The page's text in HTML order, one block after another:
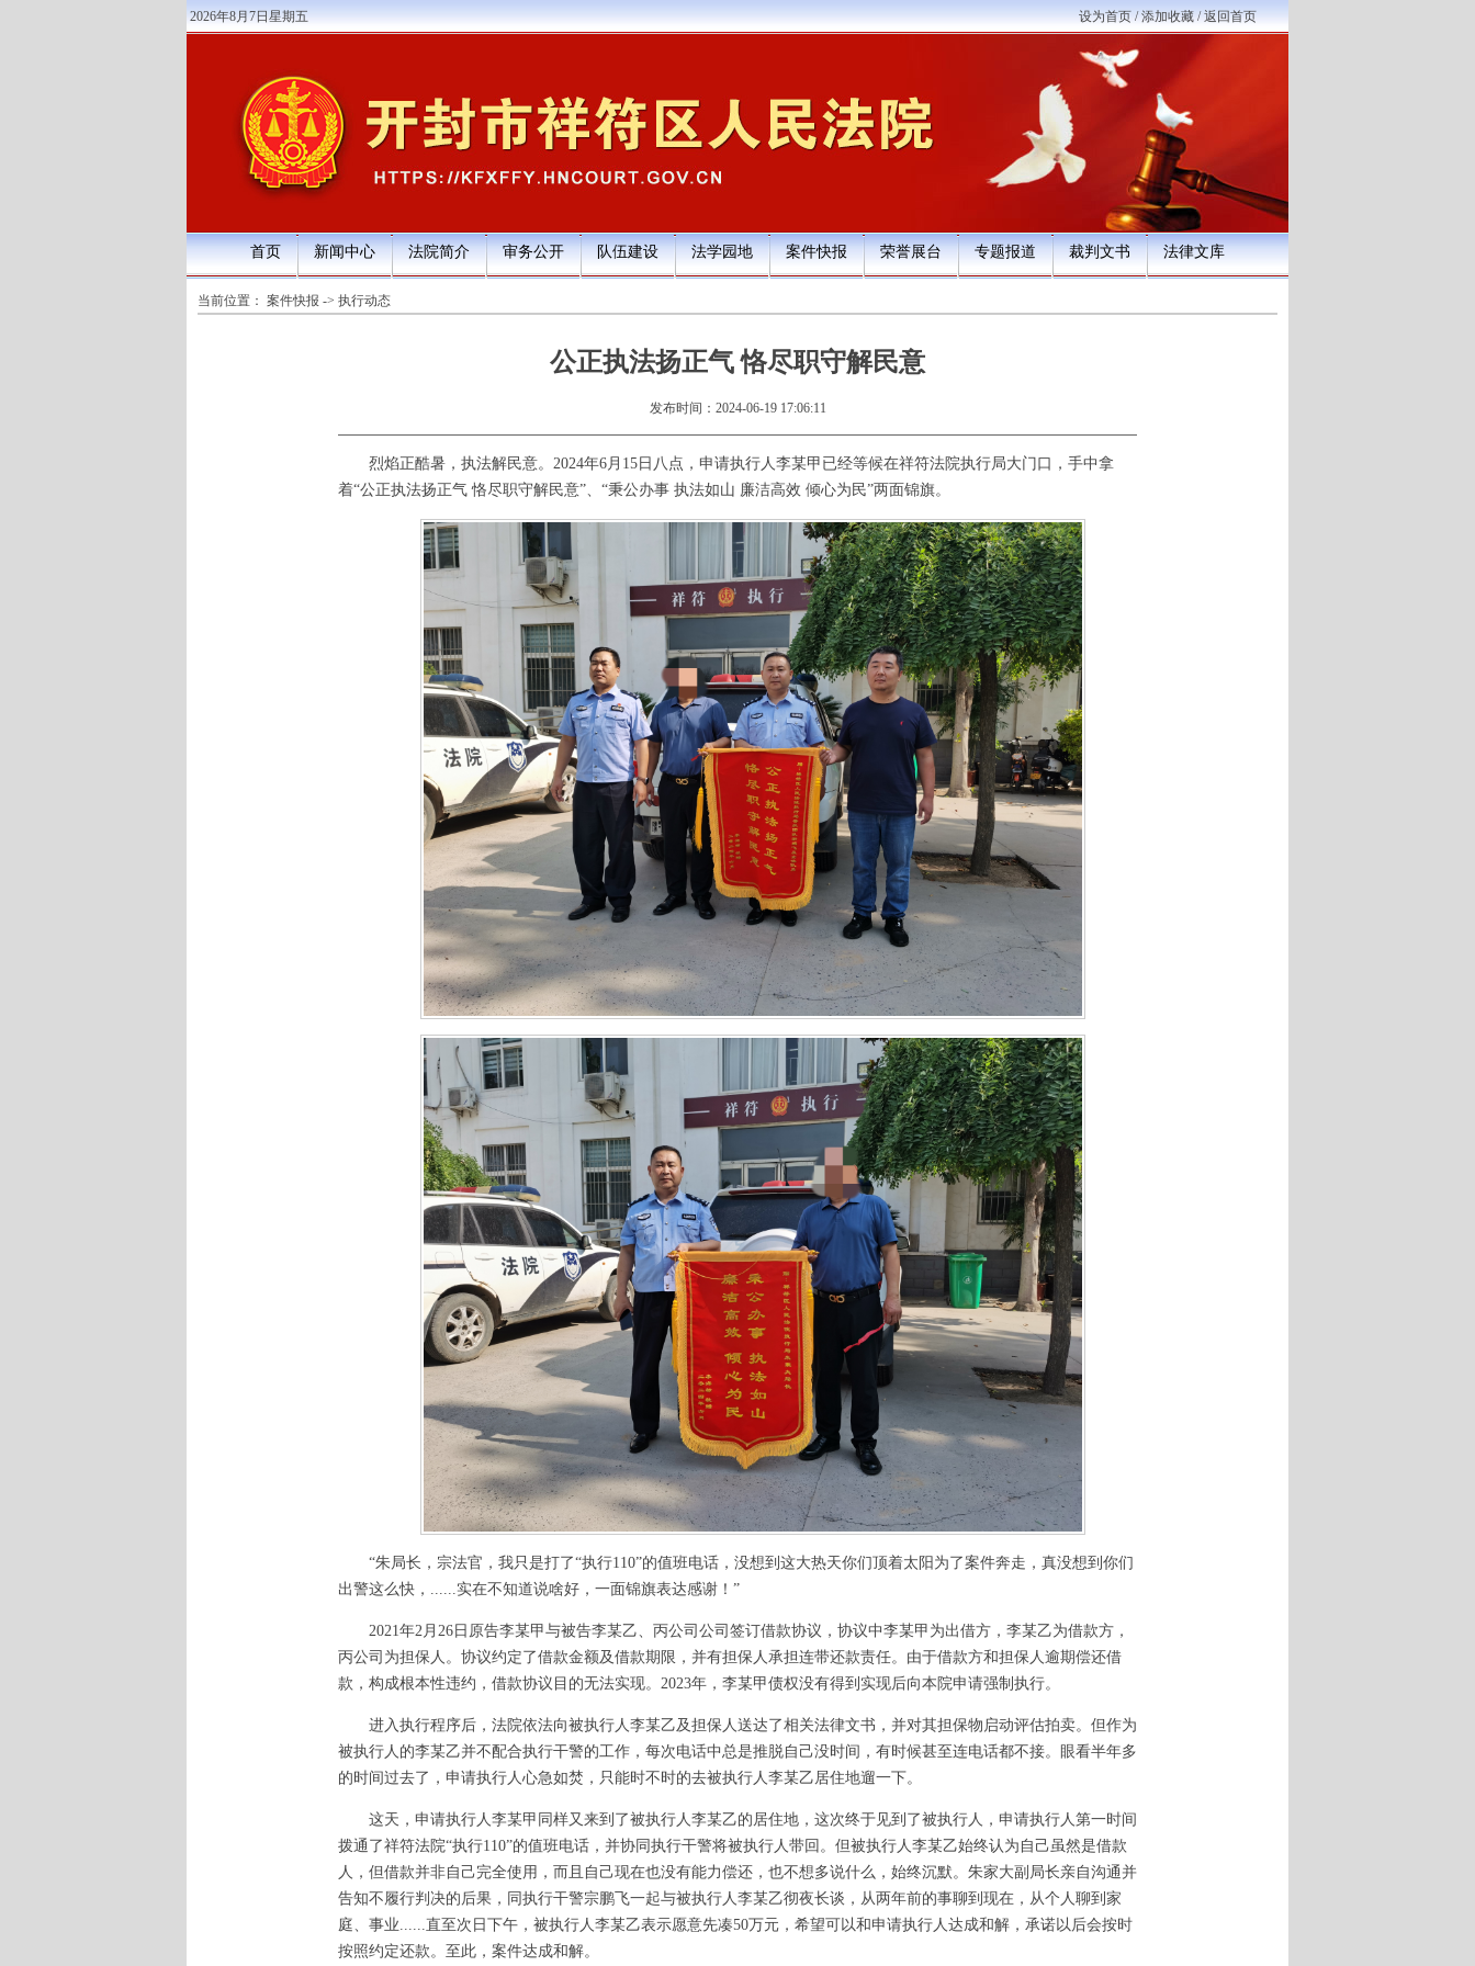
2026年8月7日星期五 设为首页/添加收藏/返回首页
首页 新闻中心 法院简介 审务公开 队伍建设 法学园地 案件快报 荣誉展台 专题报道 裁判文书 法律文库
当前位置： 案件快报 -> 执行动态
公正执法扬正气 恪尽职守解民意
发布时间：2024-06-19 17:06:11
烈焰正酷暑，执法解民意。2024年6月15日八点，申请执行人李某甲已经等候在祥符法院执行局大门口，手中拿
着“公正执法扬正气 恪尽职守解民意”、“秉公办事 执法如山 廉洁高效 倾心为民”两面锦旗。
“朱局长，宗法官，我只是打了“执行110”的值班电话，没想到这大热天你们顶着太阳为了案件奔走，真没想到你们
出警这么快，......实在不知道说啥好，一面锦旗表达感谢！”
2021年2月26日原告李某甲与被告李某乙、丙公司公司签订借款协议，协议中李某甲为出借方，李某乙为借款方，
丙公司为担保人。协议约定了借款金额及借款期限，并有担保人承担连带还款责任。由于借款方和担保人逾期偿还借
款，构成根本性违约，借款协议目的无法实现。2023年，李某甲债权没有得到实现后向本院申请强制执行。
进入执行程序后，法院依法向被执行人李某乙及担保人送达了相关法律文书，并对其担保物启动评估拍卖。但作为
被执行人的李某乙并不配合执行干警的工作，每次电话中总是推脱自己没时间，有时候甚至连电话都不接。眼看半年多
的时间过去了，申请执行人心急如焚，只能时不时的去被执行人李某乙居住地遛一下。
这天，申请执行人李某甲同样又来到了被执行人李某乙的居住地，这次终于见到了被执行人，申请执行人第一时间
拨通了祥符法院“执行110”的值班电话，并协同执行干警将被执行人带回。但被执行人李某乙始终认为自己虽然是借款
人，但借款并非自己完全使用，而且自己现在也没有能力偿还，也不想多说什么，始终沉默。朱家大副局长亲自沟通并
告知不履行判决的后果，同执行干警宗鹏飞一起与被执行人李某乙彻夜长谈，从两年前的事聊到现在，从个人聊到家
庭、事业......直至次日下午，被执行人李某乙表示愿意先凑50万元，希望可以和申请执行人达成和解，承诺以后会按时
按照约定还款。至此，案件达成和解。